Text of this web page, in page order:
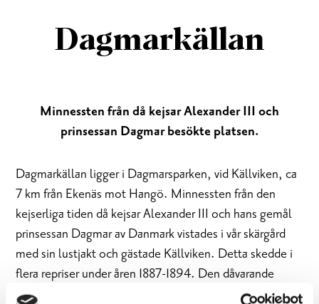
Dagmarkällan
Minnessten från då kejsar Alexander III och
prinsessan Dagmar besökte platsen.
Dagmarkällan ligger i Dagmarsparken, vid Källviken, ca
7 km från Ekenäs mot Hangö. Minnessten från den
kejserliga tiden då kejsar Alexander III och hans gemål
prinsessan Dagmar av Danmark vistades i vår skärgård
med sin lustjakt och gästade Källviken. Detta skedde i
flera repriser under åren 1887-1894. Den dåvarande
markägaren, friherre Mauritz Hisinger, lät resa stenen